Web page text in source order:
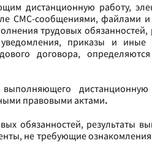
дистанционную работу,
СМС-сообщениями, файлами и
трудовых обязанностей,
приказы и иные
договора,
правовыми актами.
обязанностей, результаты
не требующие